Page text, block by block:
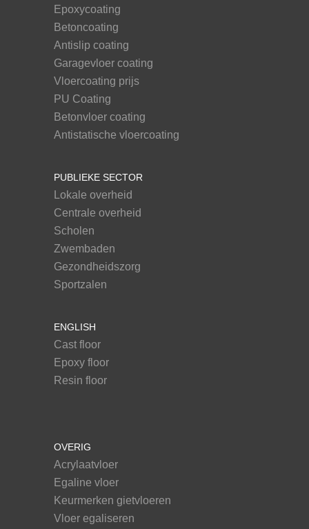
Epoxycoating
Betoncoating
Antislip coating
Garagevloer coating
Vloercoating prijs
PU Coating
Betonvloer coating
Antistatische vloercoating
PUBLIEKE SECTOR
Lokale overheid
Centrale overheid
Scholen
Zwembaden
Gezondheidszorg
Sportzalen
ENGLISH
Cast floor
Epoxy floor
Resin floor
OVERIG
Acrylaatvloer
Egaline vloer
Keurmerken gietvloeren
Vloer egaliseren